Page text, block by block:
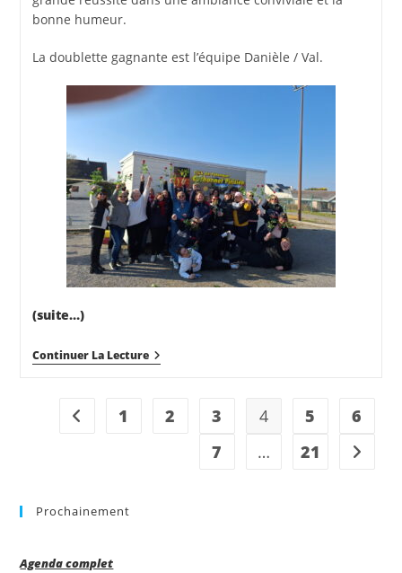
bonne humeur.
La doublette gagnante est l’équipe Danièle / Val.
(suite…)
Continuer La LectureDoublette
Dames
Go to the previous page
1 2 3 4 5
6
7
… 21 Aller à
Prochainement
Agenda complet